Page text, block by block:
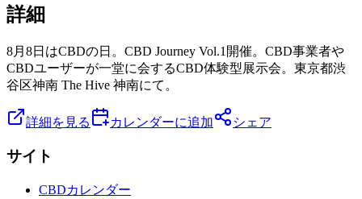
詳細
8月8日はCBDの日。CBD Journey Vol.1開催。CBD事業者や
CBDユーザーが一堂に会するCBD体験型展示会。東京都渋
谷区神南 The Hive 神南にて。
詳細を見る カレンダーに追加 シェア
サイト
CBDカレンダー